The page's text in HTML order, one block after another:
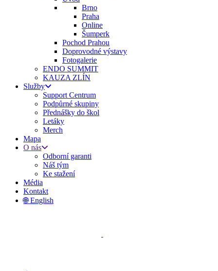
Brno
Praha
Online
Šumperk
Pochod Prahou
Doprovodné výstavy
Fotogalerie
ENDO SUMMIT
KAUZA ZLÍN
Služby
Support Centrum
Podpůrné skupiny
Přednášky do škol
Letáky
Merch
Mapa
O nás
Odborní garanti
Náš tým
Ke stažení
Média
Kontakt
🌐 English